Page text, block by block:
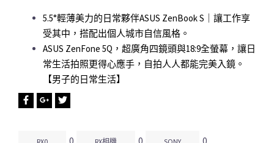
5.5°輕薄美力的日常夥伴ASUS ZenBook S｜讓工作享
受其中，搭配出個人城市自信風格。
ASUS ZenFone 5Q，超廣角四鏡頭與18:9全螢幕，讓日
常生活拍照更得心應手，自拍人人都能完美入鏡。
【男子的日常生活】